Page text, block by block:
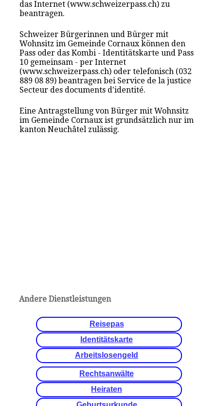
das Internet (www.schweizerpass.ch) zu
beantragen.
Schweizer Bürgerinnen und Bürger mit
Wohnsitz im Gemeinde Cornaux können den
Pass oder das Kombi - Identitätskarte und Pass
10 gemeinsam - per Internet
(www.schweizerpass.ch) oder telefonisch (032
889 08 89) beantragen bei Service de la justice
Secteur des documents d'identité.
Eine Antragstellung von Bürger mit Wohnsitz
im Gemeinde Cornaux ist grundsätzlich nur im
kanton Neuchâtel zulässig.
Andere Dienstleistungen
Reisepas
Identitätskarte
Arbeitslosengeld
Rechtsanwälte
Heiraten